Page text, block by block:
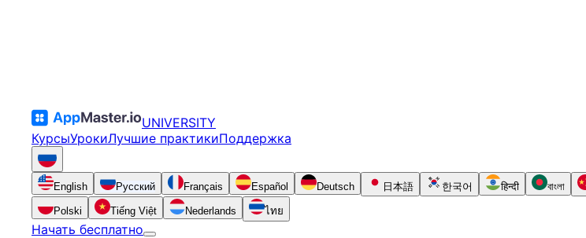
UNIVERSITY
КурсыУрокиЛучшие практикиПоддержка
English Русский Français Español Deutsch 日本語 한국어 हिन्दी বাংলা
Polski Tiếng Việt Nederlands ไทย
Начать бесплатно